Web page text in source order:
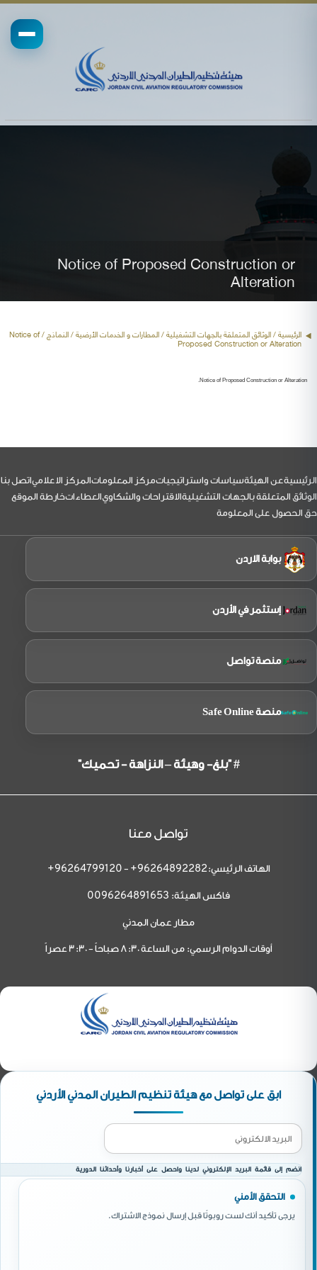
Notice of Proposed Construction or
Alteration
الرئيسية/ الوثائق المتعلقة بالجهات التشغيلية /المطارات و الخدمات الأرضية / النماذج / Notice of
Proposed Construction or Alteration
Notice of Proposed Construction or Alteration.
التذييل
الرئيسيةعن الهيئةسياسات واستراتيجياتمركز المعلوماتالمركز الاعلامياتصل بنا
الوثائق المتعلقة بالجهات التشغيليةالاقتراحات والشكاويالعطاءاتخارطة الموقع
حق الحصول على المعلومة
بوابة الاردن
إستثمر في الأردن
منصة تواصل
منصة Safe Online
# "بلغ- وهيئة – النزاهة - تحميك"
تواصل معنا
الهاتف الرئيسي: 96264892282+
-
96264799120+
فاكس الهيئة: 0096264891653
مطار عمان المدني
أوقات الدوام الرسمي: من الساعة 8:30 صباحاً - 3:30 عصراً
ابق على تواصل مع هيئة تنظيم الطيران المدني الأردني
انضم إلى قائمة البريد الإلكتروني لدينا واحصل على أخبارنا وأحداثنا الدورية
التحقق الأمني
يرجى تأكيد أنك لست روبوتًا قبل إرسال نموذج الاشتراك.